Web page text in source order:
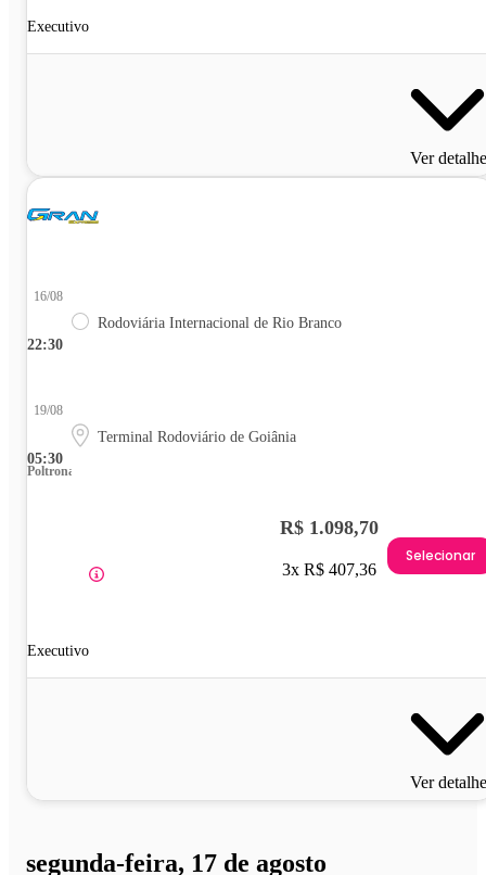
Executivo
Ver
22:30
16/08
Rodoviária Internacional de Rio Branco
05:30
19/08
Terminal Rodoviário de Goiânia
Poltrona
Executivo
R$ 1.098,70
3x R$ 407,36
Selecionar
Ver
segunda-feira, 17 de agosto